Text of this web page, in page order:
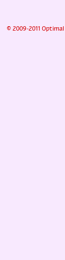
© 2009-2011